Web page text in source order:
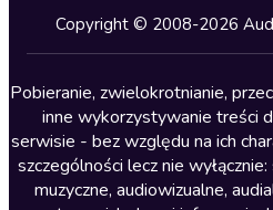
Kryminały
Lektury szkolne
Literatura anglojęzyczna
Literatura faktu
Literatura obyczajowa
Copyright © 2008-2026
Pobieranie, zwielokrotnianie,
inne wykorzystywanie treści
serwisie - bez względu na ich
szczególności lecz nie
muzyczne, audiowizualne,